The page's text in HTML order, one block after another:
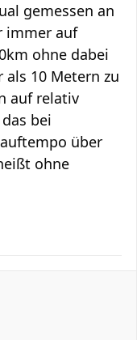
gemessen an
immer auf
ohne dabei
10 Metern zu
auf relativ
bei
über
ohne